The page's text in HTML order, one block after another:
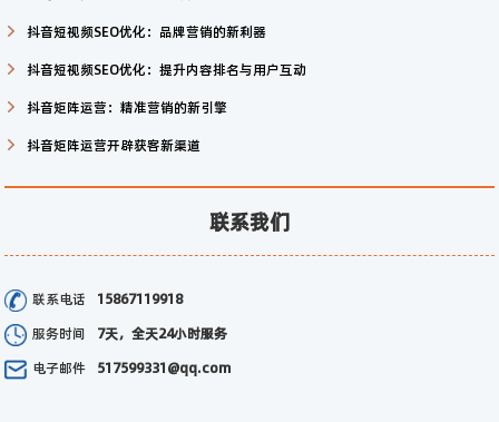
抖音短视频SEO优化：品牌营销的新利器
抖音短视频SEO优化：提升内容排名与用户互动
抖音矩阵运营：精准营销的新引擎
抖音矩阵运营开辟获客新渠道
联系我们
联系电话
15867119918
服务时间
7天，全天24小时服务
电子邮件
517599331@qq.com